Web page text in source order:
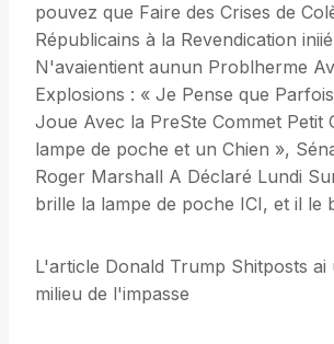
pouvez que Faire des Crises de
Républicains à la Revendication
N'avaientient aunun Problherme
Explosions : « Je Pense que
Joue Avec la PreSte Commet Petit
lampe de poche et un Chien »,
Roger Marshall A Déclaré Lundi
brille la lampe de poche ICI, et il le
L'article Donald Trump Shitposts ai
milieu de l'impasse